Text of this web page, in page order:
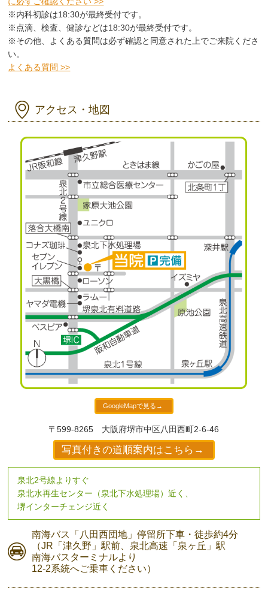
※内科初診は18:30が最終受付です。
※点滴、検査、健診などは18:30が最終受付です。
※その他、よくある質問は必ず確認と同意された上でご来院くださ
い。
よくある質問 >>
アクセス・地図
GoogleMapで見る→
〒599-8265 大阪府堺市中区八田西町2-6-46
写真付きの道順案内はこちら→
泉北2号線よりすぐ
泉北水再生センター（泉北下水処理場）近く、
堺インターチェンジ近く
南海バス 「八田西団地」停留所下車・徒歩約4分
（JR「津久野」駅前、 泉北高速「泉ヶ丘」駅
南海バスターミナルより
12-2系統へご乗車ください）